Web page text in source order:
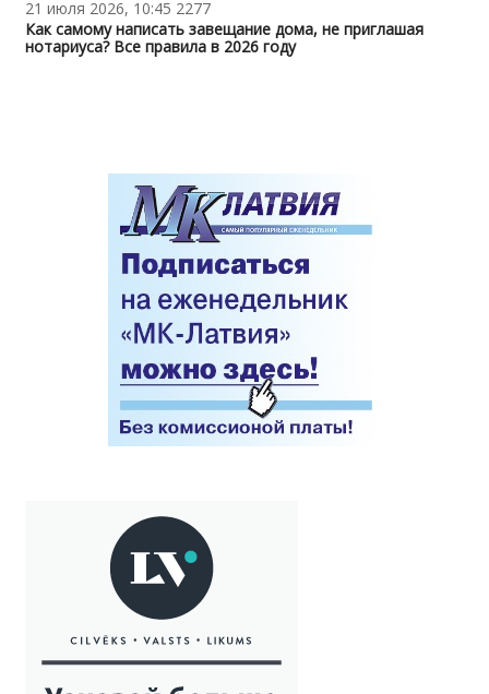
21 июля 2026, 10:45 2277
Как самому написать завещание дома, не приглашая
нотариуса? Все правила в 2026 году